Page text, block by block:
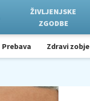
ŽIVLJENJSKE
ZGODBE
Prebava Zdravi zobje